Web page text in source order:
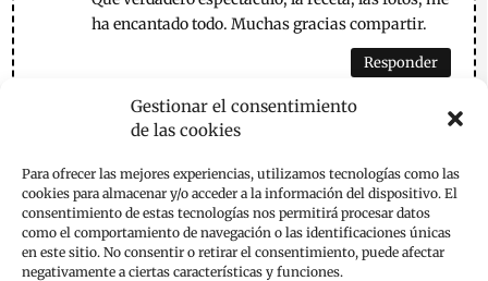
Gestionar el consentimiento
de las cookies
Para ofrecer las mejores experiencias, utilizamos tecnologías como las
cookies para almacenar y/o acceder a la información del dispositivo. El
consentimiento de estas tecnologías nos permitirá procesar datos
como el comportamiento de navegación o las identificaciones únicas
en este sitio. No consentir o retirar el consentimiento, puede afectar
negativamente a ciertas características y funciones.
ha encantado todo. Muchas gracias compartir.
Responder
emese el 13 de septiembre de 2022 a las 08:22
Hola Cristina,
Me alegro mucho de que te ha gustado esta
tarta de moras y sus fotos. Con un puñado de
frutas puedes este postrecín. Muchas gracias
por tu cariñoso comentario. Feliz martes.